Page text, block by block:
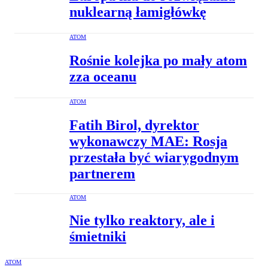
nuklearną łamigłówkę
ATOM
Rośnie kolejka po mały atom
zza oceanu
ATOM
Fatih Birol, dyrektor
wykonawczy MAE: Rosja
przestała być wiarygodnym
partnerem
ATOM
Nie tylko reaktory, ale i
śmietniki
ATOM